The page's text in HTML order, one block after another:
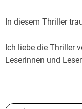
In diesem Thriller
Ich liebe die Thriller
Leserinnen und